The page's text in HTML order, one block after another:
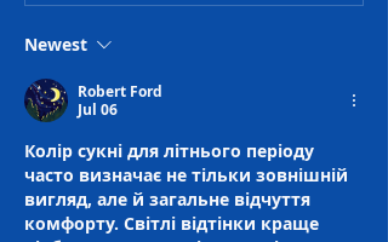
Newest
Robert Ford
Jul 06
Колір сукні для літнього періоду
часто визначає не тільки зовнішній
вигляд, але й загальне відчуття
комфорту. Світлі відтінки краще